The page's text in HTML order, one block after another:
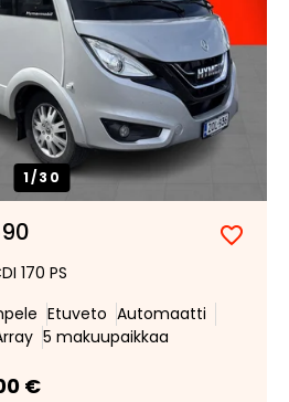
1/30
Lisää
170 PS
Etuveto Automaatti
5 makuupaikkaa
€